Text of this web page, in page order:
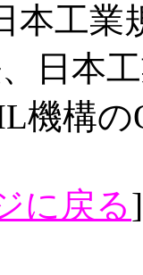
本工業
日本工
機構
に戻る